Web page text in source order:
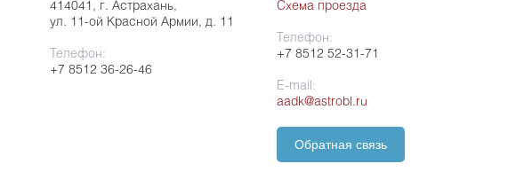
414041, г. Астрахань,
ул. 11-ой Красной Армии, д. 11
Телефон:
+7 8512 36-26-46
Схема проезда
Телефон:
+7 8512 52-31-71
E-mail:
aadk@astrobl.ru
Обратная связь